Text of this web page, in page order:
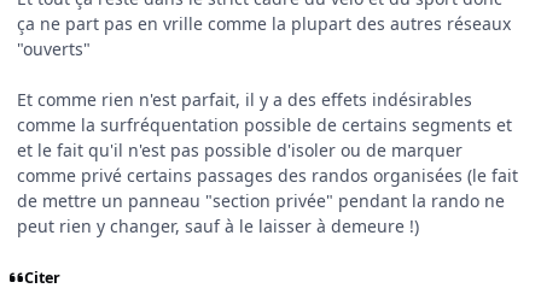
ça ne part pas en vrille comme la plupart des autres réseaux
"ouverts"
Et comme rien n'est parfait, il y a des effets indésirables
comme la surfréquentation possible de certains segments et
et le fait qu'il n'est pas possible d'isoler ou de marquer
comme privé certains passages des randos organisées (le fait
de mettre un panneau "section privée" pendant la rando ne
peut rien y changer, sauf à le laisser à demeure !)
Citer